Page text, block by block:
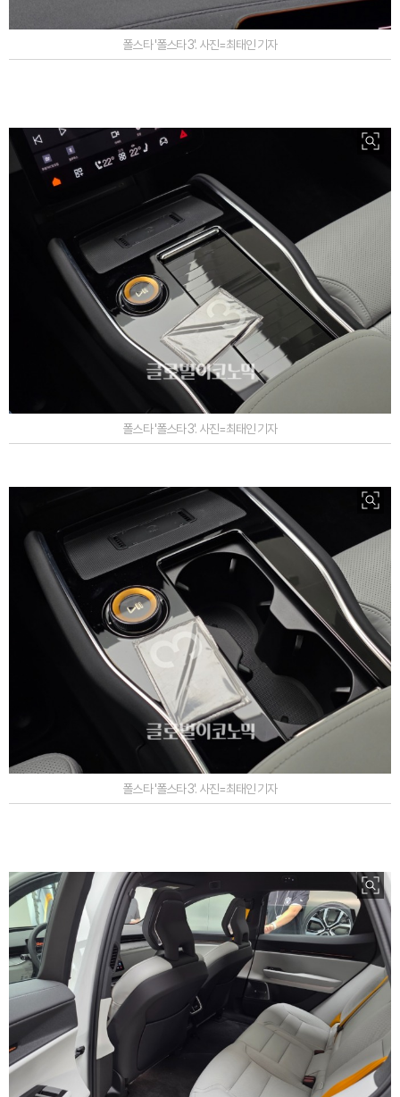
폴스타 '폴스타 3'. 사진=최태인 기자
폴스타 '폴스타 3'. 사진=최태인 기자
폴스타 '폴스타 3'. 사진=최태인 기자